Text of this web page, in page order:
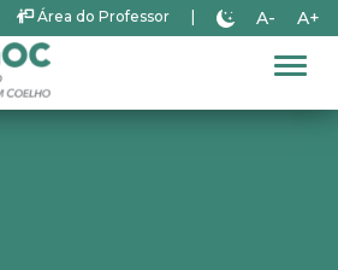
Área do Professor A- A+